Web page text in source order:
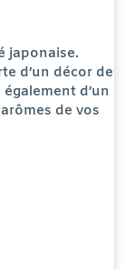
japonaise.
d’un décor de
d’un
de vos